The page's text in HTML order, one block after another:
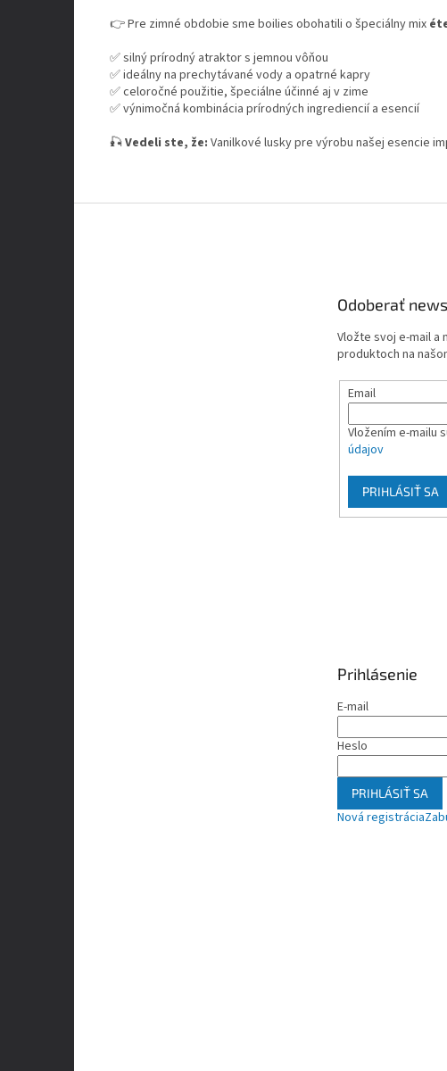
👉 Pre zimné obdobie sme boilies obohatili o špeciálny mix
✅ silný prírodný atraktor s jemnou vôňou
✅ ideálny na prechytávané vody a opatrné kapry
✅ celoročné použitie, špeciálne účinné aj v zime
✅ výnimočná kombinácia prírodných ingrediencií a esencií
🎣 Vedeli ste, že: Vanilkové lusky pre výrobu našej esencie
Odoberať
Vložte svoj e-mail a
produktoch na
Email
Vložením e-mailu
údajov
PRIHLÁSIŤ SA
Prihlásenie
E-mail
Heslo
PRIHLÁSIŤ SA
Nová registrácia